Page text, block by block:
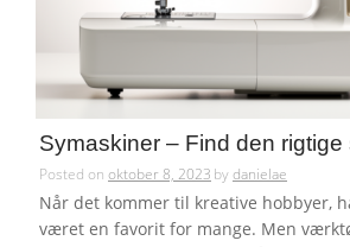
Symaskiner – Find den
Posted on oktober 8, 2023 bydanielae
Når det kommer til kreative hobbyer,
været en favorit for mange. Men